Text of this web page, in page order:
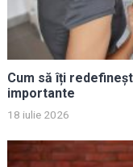
Cum să îți
importante
18 iulie 2026